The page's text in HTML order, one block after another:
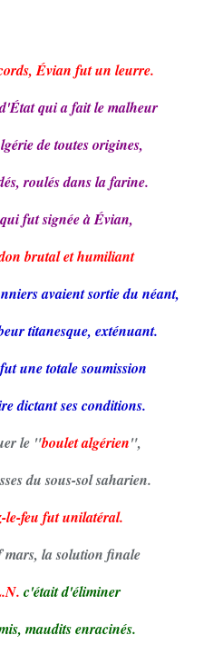
Évian fut un leurre.
qui a fait le malheur
de toutes origines,
roulés dans la farine.
fut signée à Évian,
brutal et humiliant
avaient sortie du néant,
titanesque, exténuant.
une totale soumission
dictant ses conditions.
le "boulet algérien",
du sous-sol saharien.
le-feu fut unilatéral.
la solution finale
c'était d'éliminer
maudits enracinés.